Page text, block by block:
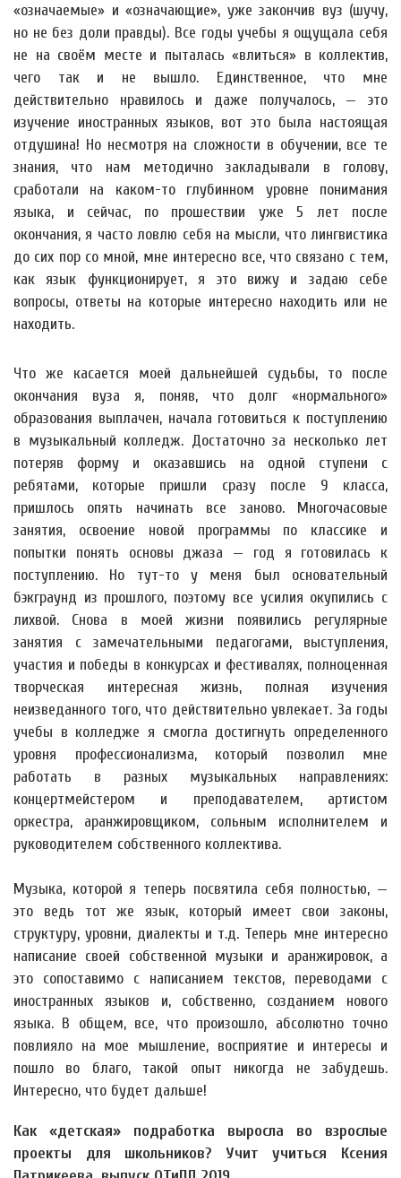
«означаемые» и «означающие», уже закончив вуз (шучу,
но не без доли правды). Все годы учебы я ощущала себя
не на своём месте и пыталась «влиться» в коллектив,
чего так и не вышло. Единственное, что мне
действительно нравилось и даже получалось, — это
изучение иностранных языков, вот это была настоящая
отдушина! Но несмотря на сложности в обучении, все те
знания, что нам методично закладывали в голову,
сработали на каком-то глубинном уровне понимания
языка, и сейчас, по прошествии уже 5 лет после
окончания, я часто ловлю себя на мысли, что лингвистика
до сих пор со мной, мне интересно все, что связано с тем,
как язык функционирует, я это вижу и задаю себе
вопросы, ответы на которые интересно находить или не
находить.
Что же касается моей дальнейшей судьбы, то после
окончания вуза я, поняв, что долг «нормального»
образования выплачен, начала готовиться к поступлению
в музыкальный колледж. Достаточно за несколько лет
потеряв форму и оказавшись на одной ступени с
ребятами, которые пришли сразу после 9 класса,
пришлось опять начинать все заново. Многочасовые
занятия, освоение новой программы по классике и
попытки понять основы джаза — год я готовилась к
поступлению. Но тут-то у меня был основательный
бэкграунд из прошлого, поэтому все усилия окупились с
лихвой. Снова в моей жизни появились регулярные
занятия с замечательными педагогами, выступления,
участия и победы в конкурсах и фестивалях, полноценная
творческая интересная жизнь, полная изучения
неизведанного того, что действительно увлекает. За годы
учебы в колледже я смогла достигнуть определенного
уровня профессионализма, который позволил мне
работать в разных музыкальных направлениях:
концертмейстером и преподавателем, артистом
оркестра, аранжировщиком, сольным исполнителем и
руководителем собственного коллектива.
Музыка, которой я теперь посвятила себя полностью, —
это ведь тот же язык, который имеет свои законы,
структуру, уровни, диалекты и т.д. Теперь мне интересно
написание своей собственной музыки и аранжировок, а
это сопоставимо с написанием текстов, переводами с
иностранных языков и, собственно, созданием нового
языка. В общем, все, что произошло, абсолютно точно
повлияло на мое мышление, восприятие и интересы и
пошло во благо, такой опыт никогда не забудешь.
Интересно, что будет дальше!
Как «детская» подработка выросла во взрослые
проекты для школьников? Учит учиться Ксения